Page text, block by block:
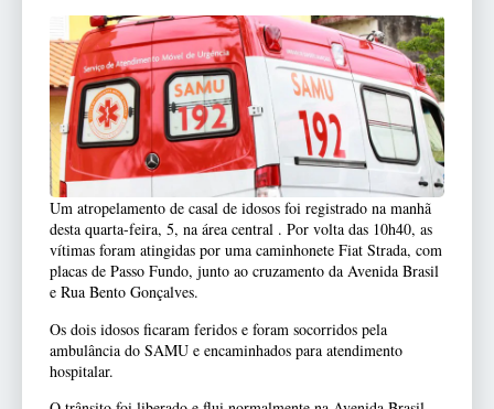
Um atropelamento de casal de idosos foi registrado na manhã
desta quarta-feira, 5, na área central . Por volta das 10h40, as
vítimas foram atingidas por uma caminhonete Fiat Strada, com
placas de Passo Fundo, junto ao cruzamento da Avenida Brasil
e Rua Bento Gonçalves.
Os dois idosos ficaram feridos e foram socorridos pela
ambulância do SAMU e encaminhados para atendimento
hospitalar.